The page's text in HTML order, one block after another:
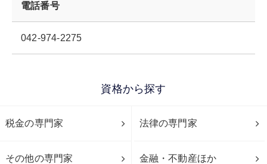
電話番号
042-974-2275
資格から探す
税金の専門家 法律の専門家
その他の専門家 金融・不動産ほか